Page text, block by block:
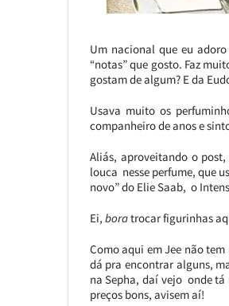
Um nacional que eu
“notas” que gosto. Faz
gostam de algum? E da
Usava muito os
companheiro de anos e
Aliás, aproveitando o
louca nesse perfume, que
novo” do Elie Saab, o
Ei, boratrocar figurinhas
Como aqui em Jee não
dá pra encontrar alguns,
na Sepha, daí vejo onde tá
preços bons, avisem aí!